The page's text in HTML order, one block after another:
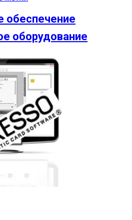
обеспечение
оборудование